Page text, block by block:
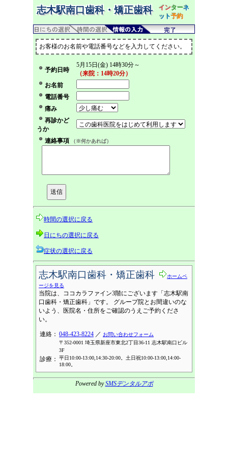
志木駅南口歯科・矯正歯科 インターネ
ット予約
お客様のお名前や電話番号などを入力してください。
予約日時
5月15日(金) 14時30分～
（来院：14時20分）
お名前
電話番号
痛み
再診かど
うか
連絡事項
（※何かあれば）
時間の選択に戻る
日にちの選択に戻る
症状の選択に戻る
志木駅南口歯科・矯正歯科
ホームペ
ージを見る
当院は、ココカラファイン3階にございます「志木駅南
口歯科・矯正歯科」です。 グループ院とお間違いのな
いよう、医院名・住所をご確認のうえご予約くださ
い。
連絡： 048-423-8224 ／ お問い合わせフォーム
〒352-0001 埼玉県新座市東北2丁目36-11 志木駅南口ビル
3F
診療：
平日10:00-13:00,14:30-20:00。土日祝10:00-13:00,14:00-
18:00。
Powered bySMSデンタルアポ